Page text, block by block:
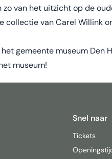
van het uitzicht op de
collectie van Carel Willink
gemeente museum Den
museum!
Snel naar
Tickets